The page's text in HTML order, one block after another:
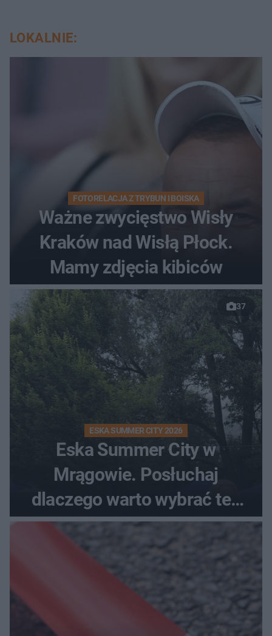
LOKALNIE:
FOTORELACJA Z TRYBUN I BOISKA
Ważne zwycięstwo Wisły
Kraków nad Wisłą Płock.
Mamy zdjęcia kibiców
37
ESKA SUMMER CITY 2026
Eska Summer City w
Mrągowie. Posłuchaj
dlaczego warto wybrać ten
kierunek na urlop!